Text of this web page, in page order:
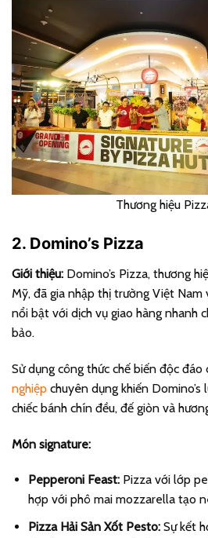
Thương hiệu
2. Domino’s Pizza
Giới thiệu: Domino’s Pizza, thương
Mỹ, đã gia nhập thị trường Việt Nam
nổi bật với dịch vụ giao hàng nhanh
bảo.
Sử dụng công thức chế biến độc đáo
nghiệp chuyên dụng khiến
chiếc bánh chín đều, đế giòn và
Món signature:
Pepperoni Feast:Pizza với lớp
hợp với phô mai mozzarella tạo
Pizza Hải Sản Xốt Pesto:Sự kết